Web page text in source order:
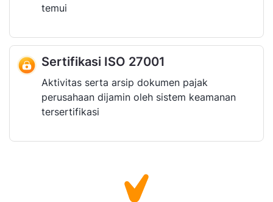
temui
Sertifikasi ISO 27001
Aktivitas serta arsip dokumen pajak
perusahaan dijamin oleh sistem keamanan
tersertifikasi